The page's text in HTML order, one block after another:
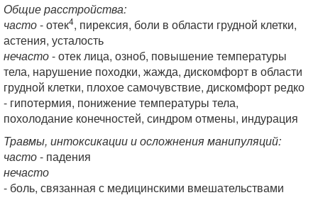
Общие расстройства:
часто- отек4, пирексия, боли в области грудной клетки,
астения, усталость
нечасто- отек лица, озноб, повышение температуры
тела, нарушение походки, жажда, дискомфорт в области
грудной клетки, плохое самочувствие, дискомфорт редко
- гипотермия, понижение температуры тела,
похолодание конечностей, синдром отмены, индурация
Травмы, интоксикации и осложнения манипуляций:
часто- падения
нечасто
- боль, связанная с медицинскими вмешательствами